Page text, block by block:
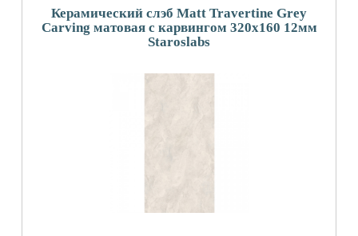
Керамический слэб Matt Travertine Grey
Carving матовая с карвингом 320x160 12мм
Staroslabs